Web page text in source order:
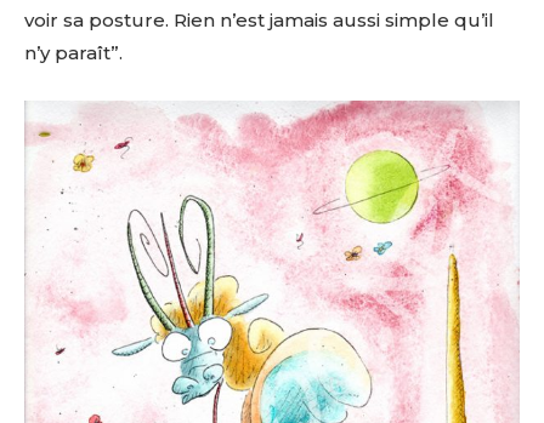
voir sa posture. Rien n’est jamais aussi simple qu’il
n’y paraît”.